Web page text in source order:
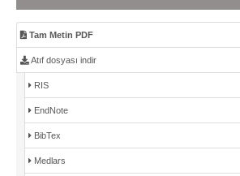
Tam Metin PDF
Atıf dosyası indir
RIS
EndNote
BibTex
Medlars